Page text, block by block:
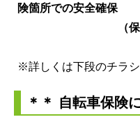
険箇所での安全確保
（保護誘導
※詳しくは下段のチラシ
＊＊ 自転車保険